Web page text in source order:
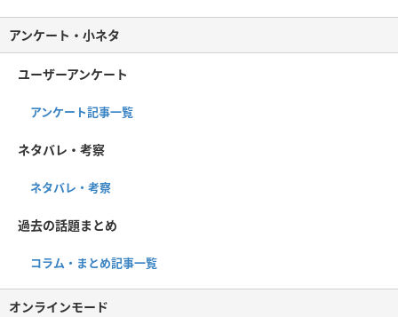
アンケート・小ネタ
ユーザーアンケート
アンケート記事一覧
ネタバレ・考察
ネタバレ・考察
過去の話題まとめ
コラム・まとめ記事一覧
オンラインモード